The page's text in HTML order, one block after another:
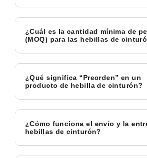
¿Cuál es la cantidad mínima de
(MOQ) para las hebillas de
¿Qué significa “Preorden” en un
producto de hebilla de cinturón?
¿Cómo funciona el envío y la
hebillas de cinturón?